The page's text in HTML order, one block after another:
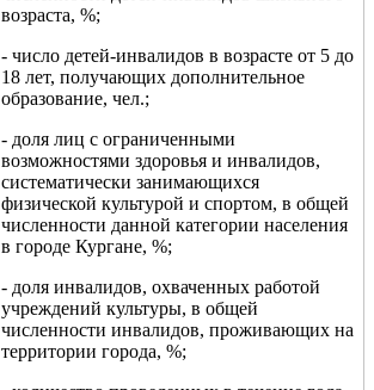
возраста, %;
- число детей-инвалидов в возрасте от 5 до
18 лет, получающих дополнительное
образование, чел.;
- доля лиц с ограниченными
возможностями здоровья и инвалидов,
систематически занимающихся
физической культурой и спортом, в общей
численности данной категории населения
в городе Кургане, %;
- доля инвалидов, охваченных работой
учреждений культуры, в общей
численности инвалидов, проживающих на
территории города, %;